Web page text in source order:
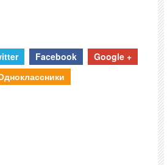
Facebook
Google +